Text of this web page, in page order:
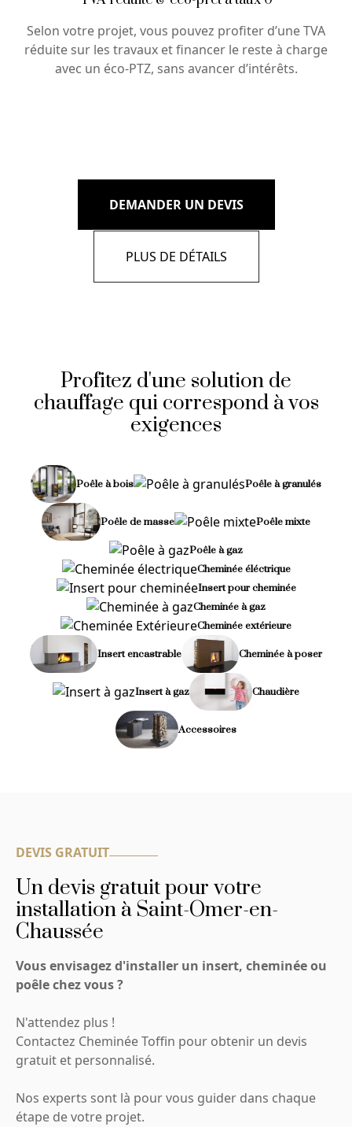
Selon votre projet, vous pouvez profiter d’une TVA
réduite sur les travaux et financer le reste à charge
avec un éco-PTZ, sans avancer d’intérêts.
DEMANDER UN DEVIS
PLUS DE DÉTAILS
Profitez d'une solution de
chauffage qui correspond à vos
exigences
Poêle à bois Poêle à granulés
Poêle de masse Poêle mixte
Poêle à gaz
Cheminée éléctrique
Insert pour cheminée
Cheminée à gaz
Cheminée extérieure
Insert encastrable Cheminée à poser
Insert à gaz Chaudière
Accessoires
DEVIS GRATUIT
Un devis gratuit pour votre
installation à Saint-Omer-en-
Chaussée
Vous envisagez d'installer un insert, cheminée ou
poêle chez vous ?
N'attendez plus !
Contactez Cheminée Toffin pour obtenir un devis
gratuit et personnalisé.
Nos experts sont là pour vous guider dans chaque
étape de votre projet.